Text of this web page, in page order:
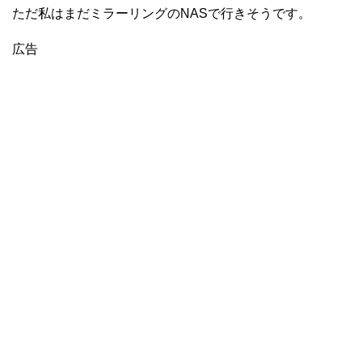
ただ私はまだミラーリングのNASで行きそうです。
広告